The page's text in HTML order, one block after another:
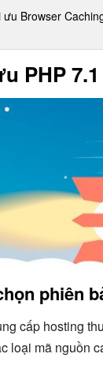
ưu Browser
PHP 7.1
phiên
cấp hosting
loại mã nguồn